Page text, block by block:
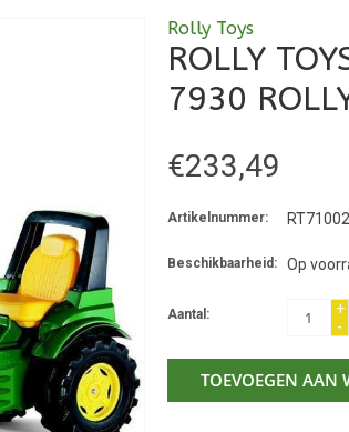
Rolly Toys
ROLLY
7930
€233,49
Artikelnummer:
Beschikbaarheid: Op
Aantal:
+
-
TOEVOEGEN AAN